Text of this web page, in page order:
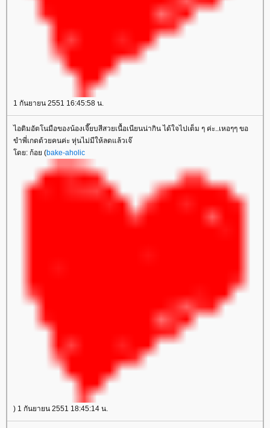
1 กันยายน 2551 16:45:58 น.
ไอติมอัตโนมือของน้องเจี๊ยบสีสวยเนื้อเนียนน่ากิน ได้ใจไปเต็ม ๆ ค่ะ..เหอๆๆ ขอ
ขำพี่เกดด้วยคนค่ะ หุ่นไม่มีให้ลดแล้วเจ๊
ดย: ก้อย (bake-aholic
) 1 กันยายน 2551 18:45:14 น.